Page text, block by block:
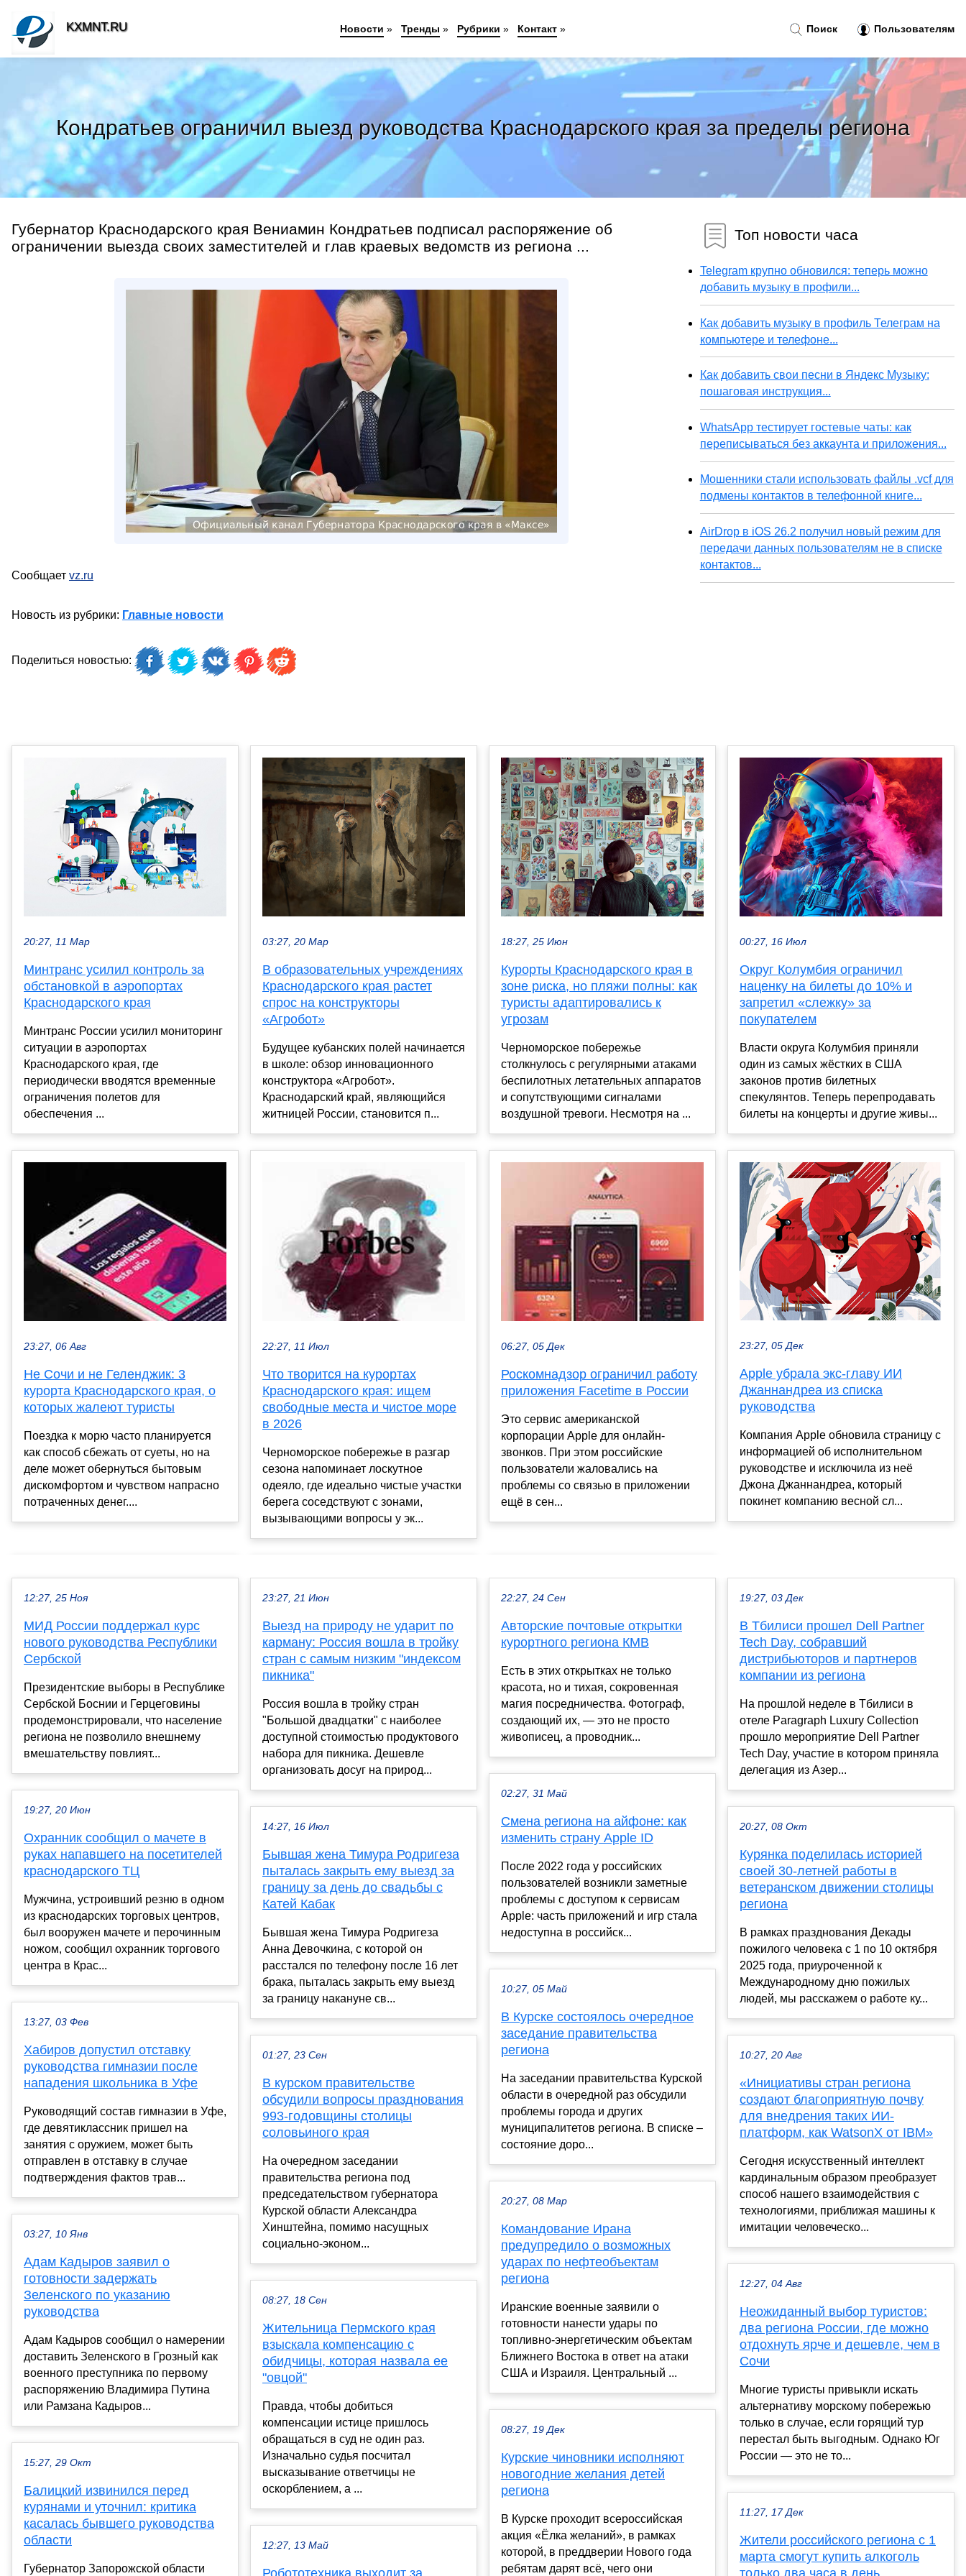
Кондратьев ограничил выезд руководства Краснодарского края за пределы региона
Губернатор Краснодарского края Вениамин Кондратьев подписал распоряжение об
ограничении выезда своих заместителей и глав краевых ведомств из региона ...
Сообщает vz.ru
Новость из рубрики: Главные новости
Поделиться новостью:
Топ новости часа
Telegram крупно обновился: теперь можно
добавить музыку в профили...
Как добавить музыку в профиль Телеграм на
компьютере и телефоне...
Как добавить свои песни в Яндекс Музыку:
пошаговая инструкция...
WhatsApp тестирует гостевые чаты: как
переписываться без аккаунта и приложения...
Мошенники стали использовать файлы .vcf для
подмены контактов в телефонной книге...
AirDrop в iOS 26.2 получил новый режим для
передачи данных пользователям не в списке
контактов...
20:27, 11 Мар
Минтранс усилил контроль за
обстановкой в аэропортах
Краснодарского края
Минтранс России усилил мониторинг
ситуации в аэропортах
Краснодарского края, где
периодически вводятся временные
ограничения полетов для
обеспечения ...
23:27, 06 Авг
Не Сочи и не Геленджик: 3
курорта Краснодарского края, о
которых жалеют туристы
Поездка к морю часто планируется
как способ сбежать от суеты, но на
деле может обернуться бытовым
дискомфортом и чувством напрасно
потраченных денег....
03:27, 20 Мар
В образовательных учреждениях
Краснодарского края растет
спрос на конструкторы
«Агробот»
Будущее кубанских полей начинается
в школе: обзор инновационного
конструктора «Агробот».
Краснодарский край, являющийся
житницей России, становится п...
22:27, 11 Июл
Что творится на курортах
Краснодарского края: ищем
свободные места и чистое море
в 2026
Черноморское побережье в разгар
сезона напоминает лоскутное
одеяло, где идеально чистые участки
берега соседствуют с зонами,
вызывающими вопросы у эк...
18:27, 25 Июн
Курорты Краснодарского края в
зоне риска, но пляжи полны: как
туристы адаптировались к
угрозам
Черноморское побережье
столкнулось с регулярными атаками
беспилотных летательных аппаратов
и сопутствующими сигналами
воздушной тревоги. Несмотря на ...
06:27, 05 Дек
Роскомнадзор ограничил работу
приложения Facetime в России
Это сервис американской
корпорации Apple для онлайн-
звонков. При этом российские
пользователи жаловались на
проблемы со связью в приложении
ещё в сен...
00:27, 16 Июл
Округ Колумбия ограничил
наценку на билеты до 10% и
запретил «слежку» за
покупателем
Власти округа Колумбия приняли
один из самых жёстких в США
законов против билетных
спекулянтов. Теперь перепродавать
билеты на концерты и другие живы...
23:27, 05 Дек
Apple убрала экс-главу ИИ
Джаннандреа из списка
руководства
Компания Apple обновила страницу с
информацией об исполнительном
руководстве и исключила из неё
Джона Джаннандреа, который
покинет компанию весной сл...
12:27, 25 Ноя
МИД России поддержал курс
нового руководства Республики
Сербской
Президентские выборы в Республике
Сербской Боснии и Герцеговины
продемонстрировали, что население
региона не позволило внешнему
вмешательству повлият...
19:27, 20 Июн
Охранник сообщил о мачете в
руках напавшего на посетителей
краснодарского ТЦ
Мужчина, устроивший резню в одном
из краснодарских торговых центров,
был вооружен мачете и перочинным
ножом, сообщил охранник торгового
центра в Крас...
13:27, 03 Фев
Хабиров допустил отставку
руководства гимназии после
нападения школьника в Уфе
Руководящий состав гимназии в Уфе,
где девятиклассник пришел на
занятия с оружием, может быть
отправлен в отставку в случае
подтверждения фактов трав...
03:27, 10 Янв
Адам Кадыров заявил о
готовности задержать
Зеленского по указанию
руководства
Адам Кадыров сообщил о намерении
доставить Зеленского в Грозный как
военного преступника по первому
распоряжению Владимира Путина
или Рамзана Кадыров...
15:27, 29 Окт
Балицкий извинился перед
курянами и уточнил: критика
касалась бывшего руководства
области
Губернатор Запорожской области
23:27, 21 Июн
Выезд на природу не ударит по
карману: Россия вошла в тройку
стран с самым низким "индексом
пикника"
Россия вошла в тройку стран
"Большой двадцатки" с наиболее
доступной стоимостью продуктового
набора для пикника. Дешевле
организовать досуг на природ...
14:27, 16 Июл
Бывшая жена Тимура Родригеза
пыталась закрыть ему выезд за
границу за день до свадьбы с
Катей Кабак
Бывшая жена Тимура Родригеза
Анна Девочкина, с которой он
расстался по телефону после 16 лет
брака, пыталась закрыть ему выезд
за границу накануне св...
01:27, 23 Сен
В курском правительстве
обсудили вопросы празднования
993-годовщины столицы
соловьиного края
На очередном заседании
правительства региона под
председательством губернатора
Курской области Александра
Хинштейна, помимо насущных
социально-эконом...
08:27, 18 Сен
Жительница Пермского края
взыскала компенсацию с
обидчицы, которая назвала ее
"овцой"
Правда, чтобы добиться
компенсации истице пришлось
обращаться в суд не один раз.
Изначально судья посчитал
высказывание ответчицы не
оскорблением, а ...
12:27, 13 Май
Робототехника выходит за
22:27, 24 Сен
Авторские почтовые открытки
курортного региона КМВ
Есть в этих открытках не только
красота, но и тихая, сокровенная
магия посредничества. Фотограф,
создающий их, — это не просто
живописец, а проводник...
02:27, 31 Май
Смена региона на айфоне: как
изменить страну Apple ID
После 2022 года у российских
пользователей возникли заметные
проблемы с доступом к сервисам
Apple: часть приложений и игр стала
недоступна в российск...
10:27, 05 Май
В Курске состоялось очередное
заседание правительства
региона
На заседании правительства Курской
области в очередной раз обсудили
проблемы города и других
муниципалитетов региона. В списке –
состояние доро...
20:27, 08 Мар
Командование Ирана
предупредило о возможных
ударах по нефтеобъектам
региона
Иранские военные заявили о
готовности нанести удары по
топливно-энергетическим объектам
Ближнего Востока в ответ на атаки
США и Израиля. Центральный ...
08:27, 19 Дек
Курские чиновники исполняют
новогодние желания детей
региона
В Курске проходит всероссийская
акция «Ёлка желаний», в рамках
которой, в преддверии Нового года
ребятам дарят всё, чего они
19:27, 03 Дек
В Тбилиси прошел Dell Partner
Tech Day, собравший
дистрибьюторов и партнеров
компании из региона
На прошлой неделе в Тбилиси в
отеле Paragraph Luxury Collection
прошло мероприятие Dell Partner
Tech Day, участие в котором приняла
делегация из Азер...
20:27, 08 Окт
Курянка поделилась историей
своей 30-летней работы в
ветеранском движении столицы
региона
В рамках празднования Декады
пожилого человека с 1 по 10 октября
2025 года, приуроченной к
Международному дню пожилых
людей, мы расскажем о работе ку...
10:27, 20 Авг
«Инициативы стран региона
создают благоприятную почву
для внедрения таких ИИ-
платформ, как WatsonX от IBM»
Сегодня искусственный интеллект
кардинальным образом преобразует
способ нашего взаимодействия с
технологиями, приближая машины к
имитации человеческо...
12:27, 04 Авг
Неожиданный выбор туристов:
два региона России, где можно
отдохнуть ярче и дешевле, чем в
Сочи
Многие туристы привыкли искать
альтернативу морскому побережью
только в случае, если горящий тур
перестал быть выгодным. Однако Юг
России — это не то...
11:27, 17 Дек
Жители российского региона с 1
марта смогут купить алкоголь
только два часа в день
Поиск Пользователям
KXMNT.RU Новости » Тренды » Рубрики » Контакт»